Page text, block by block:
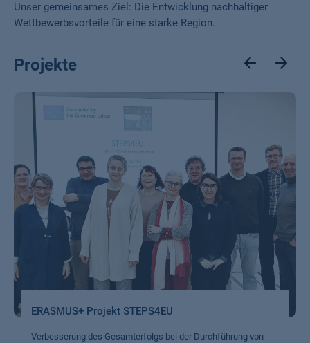
Unser gemeinsames Ziel: Die Entwicklung nachhaltiger
Wettbewerbsvorteile für eine starke Region.
Projekte
ERASMUS+ Projekt STEPS4EU
Verbesserung des Gesamterfolgs bei der Durchführung von